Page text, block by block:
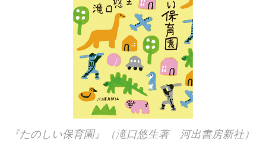
『たのしい保育園』（滝口悠生著 河出書房新社）